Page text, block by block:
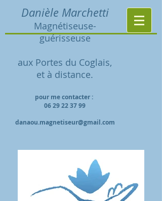
Danièle Marchetti
Magnétiseuse-
guérisseuse
aux Portes du Coglais,
et à distance.
pour me contacter :
06 29 22 37 99
danaou.magnetiseur@gmail.com